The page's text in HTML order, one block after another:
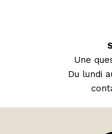
Une
Du lundi